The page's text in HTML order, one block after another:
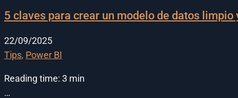
5 claves para crear un modelo de datos limpio
22/09/2025
Tips, Power BI
Reading time: 3 min
…